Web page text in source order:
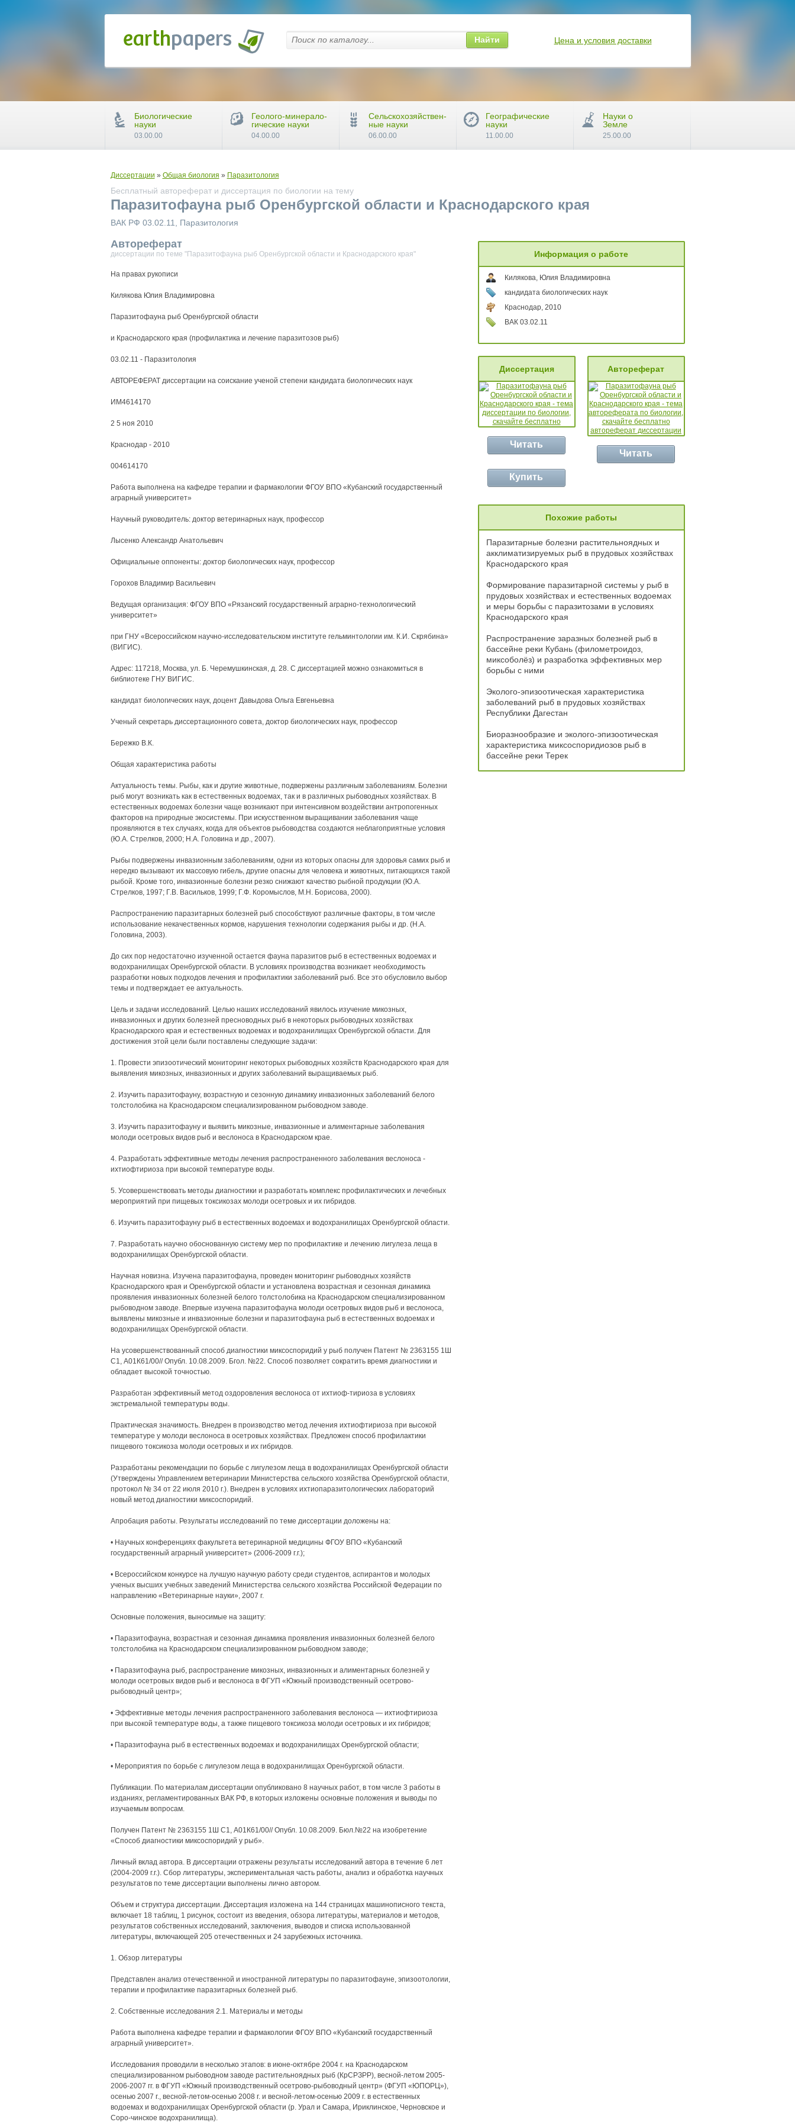
Диссертации » Общая биология » Паразитология
Бесплатный автореферат и диссертация по биологии на тему
Паразитофауна рыб Оренбургской области и Краснодарского края
ВАК РФ 03.02.11, Паразитология
Автореферат
диссертации по теме "Паразитофауна рыб Оренбургской области и Краснодарского края"
На правах рукописи
Килякова Юлия Владимировна
Паразитофауна рыб Оренбургской области
и Краснодарского края (профилактика и лечение паразитозов рыб)
03.02.11 - Паразитология
АВТОРЕФЕРАТ диссертации на соискание ученой степени кандидата биологических наук
ИМ4614170
2 5 ноя 2010
Краснодар - 2010
004614170
Работа выполнена на кафедре терапии и фармакологии ФГОУ ВПО «Кубанский государственный
аграрный университет»
Научный руководитель: доктор ветеринарных наук, профессор
Лысенко Александр Анатольевич
Официальные оппоненты: доктор биологических наук, профессор
Горохов Владимир Васильевич
Ведущая организация: ФГОУ ВПО «Рязанский государственный аграрно-технологический
университет»
при ГНУ «Всероссийском научно-исследовательском институте гельминтологии им. К.И. Скрябина»
(ВИГИС).
Адрес: 117218, Москва, ул. Б. Черемушкинская, д. 28. С диссертацией можно ознакомиться в
библиотеке ГНУ ВИГИС.
кандидат биологических наук, доцент Давыдова Ольга Евгеньевна
Ученый секретарь диссертационного совета, доктор биологических наук, профессор
Бережко В.К.
Общая характеристика работы
Актуальность темы. Рыбы, как и другие животные, подвержены различным заболеваниям. Болезни
рыб могут возникать как в естественных водоемах, так и в различных рыбоводных хозяйствах. В
естественных водоемах болезни чаще возникают при интенсивном воздействии антропогенных
факторов на природные экосистемы. При искусственном выращивании заболевания чаще
проявляются в тех случаях, когда для объектов рыбоводства создаются неблагоприятные условия
(Ю.А. Стрелков, 2000; H.A. Головина и др., 2007).
Рыбы подвержены инвазионным заболеваниям, одни из которых опасны для здоровья самих рыб и
нередко вызывают их массовую гибель, другие опасны для человека и животных, питающихся такой
рыбой. Кроме того, инвазионные болезни резко снижают качество рыбной продукции (Ю.А.
Стрелков, 1997; Г.В. Васильков, 1999; Г.Ф. Коромыслов, М.Н. Борисова, 2000).
Распространению паразитарных болезней рыб способствуют различные факторы, в том числе
использование некачественных кормов, нарушения технологии содержания рыбы и др. (H.A.
Головина, 2003).
До сих пор недостаточно изученной остается фауна паразитов рыб в естественных водоемах и
водохранилищах Оренбургской области. В условиях производства возникает необходимость
разработки новых подходов лечения и профилактики заболеваний рыб. Все это обусловило выбор
темы и подтверждает ее актуальность.
Цель и задачи исследований. Целью наших исследований явилось изучение микозных,
инвазионных и других болезней пресноводных рыб в некоторых рыбоводных хозяйствах
Краснодарского края и естественных водоемах и водохранилищах Оренбургской области. Для
достижения этой цели были поставлены следующие задачи:
1. Провести эпизоотический мониторинг некоторых рыбоводных хозяйств Краснодарского края для
выявления микозных, инвазионных и других заболеваний выращиваемых рыб.
2. Изучить паразитофауну, возрастную и сезонную динамику инвазионных заболеваний белого
толстолобика на Краснодарском специализированном рыбоводном заводе.
3. Изучить паразитофауну и выявить микозные, инвазионные и алиментарные заболевания
молоди осетровых видов рыб и веслоноса в Краснодарском крае.
4. Разработать эффективные методы лечения распространенного заболевания веслоноса -
ихтиофтириоза при высокой температуре воды.
5. Усовершенствовать методы диагностики и разработать комплекс профилактических и лечебных
мероприятий при пищевых токсикозах молоди осетровых и их гибридов.
6. Изучить паразитофауну рыб в естественных водоемах и водохранилищах Оренбургской области.
7. Разработать научно обоснованную систему мер по профилактике и лечению лигулеза леща в
водохранилищах Оренбургской области.
Научная новизна. Изучена паразитофауна, проведен мониторинг рыбоводных хозяйств
Краснодарского края и Оренбургской области и установлена возрастная и сезонная динамика
проявления инвазионных болезней белого толстолобика на Краснодарском специализированном
рыбоводном заводе. Впервые изучена паразитофауна молоди осетровых видов рыб и веслоноса,
выявлены микозные и инвазионные болезни и паразитофауна рыб в естественных водоемах и
водохранилищах Оренбургской области.
На усовершенствованный способ диагностики миксоспоридий у рыб получен Патент № 2363155 1Ш
С1, А01К61/00// Опубл. 10.08.2009. Бгол. №22. Способ позволяет сократить время диагностики и
обладает высокой точностью.
Разработан эффективный метод оздоровления веслоноса от ихтиоф-тириоза в условиях
экстремальной температуры воды.
Практическая значимость. Внедрен в производство метод лечения ихтиофтириоза при высокой
температуре у молоди веслоноса в осетровых хозяйствах. Предложен способ профилактики
пищевого токсикоза молоди осетровых и их гибридов.
Разработаны рекомендации по борьбе с лигулезом леща в водохранилищах Оренбургской области
(Утверждены Управлением ветеринарии Министерства сельского хозяйства Оренбургской области,
протокол № 34 от 22 июля 2010 г.). Внедрен в условиях ихтиопаразитологических лабораторий
новый метод диагностики миксоспоридий.
Апробация работы. Результаты исследований по теме диссертации доложены на:
• Научных конференциях факультета ветеринарной медицины ФГОУ ВПО «Кубанский
государственный аграрный университет» (2006-2009 г.г.);
• Всероссийском конкурсе на лучшую научную работу среди студентов, аспирантов и молодых
ученых высших учебных заведений Министерства сельского хозяйства Российской Федерации по
направлению «Ветеринарные науки», 2007 г.
Основные положения, выносимые на защиту:
• Паразитофауна, возрастная и сезонная динамика проявления инвазионных болезней белого
толстолобика на Краснодарском специализированном рыбоводном заводе;
• Паразитофауна рыб, распространение микозных, инвазионных и алиментарных болезней у
молоди осетровых видов рыб и веслоноса в ФГУП «Южный производственный осетрово-
рыбоводный центр»;
• Эффективные методы лечения распространенного заболевания веслоноса — ихтиофтириоза
при высокой температуре воды, а также пищевого токсикоза молоди осетровых и их гибридов;
• Паразитофауна рыб в естественных водоемах и водохранилищах Оренбургской области;
• Мероприятия по борьбе с лигулезом леща в водохранилищах Оренбургской области.
Публикации. По материалам диссертации опубликовано 8 научных работ, в том числе 3 работы в
изданиях, регламентированных ВАК РФ, в которых изложены основные положения и выводы по
изучаемым вопросам.
Получен Патент № 2363155 1Ш С1, А01К61/00// Опубл. 10.08.2009. Бюл.№22 на изобретение
«Способ диагностики миксоспоридий у рыб».
Личный вклад автора. В диссертации отражены результаты исследований автора в течение 6 лет
(2004-2009 г.г.). Сбор литературы, экспериментальная часть работы, анализ и обработка научных
результатов по теме диссертации выполнены лично автором.
Объем и структура диссертации. Диссертация изложена на 144 страницах машинописного текста,
включает 18 таблиц, 1 рисунок, состоит из введения, обзора литературы, материалов и методов,
результатов собственных исследований, заключения, выводов и списка использованной
литературы, включающей 205 отечественных и 24 зарубежных источника.
1. Обзор литературы
Представлен анализ отечественной и иностранной литературы по паразитофауне, эпизоотологии,
терапии и профилактике паразитарных болезней рыб.
2. Собственные исследования 2.1. Материалы и методы
Работа выполнена кафедре терапии и фармакологии ФГОУ ВПО «Кубанский государственный
аграрный университет».
Исследования проводили в несколько этапов: в июне-октябре 2004 г. на Краснодарском
специализированном рыбоводном заводе растительноядных рыб (КрСРЗРР), весной-летом 2005-
2006-2007 гг. в ФГУП «Южный производственный осетрово-рыбоводный центр» (ФГУП «ЮПОРЦ»),
осенью 2007 г., весной-летом-осенью 2008 г. и весной-летом-осенью 2009 г. в естественных
водоемах и водохранилищах Оренбургской области (р. Урал и Самара, Ириклинское, Черновское и
Соро-чинское водохранилища).
Информация о работе
Килякова, Юлия Владимировна
кандидата биологических наук
Краснодар, 2010
ВАК 03.02.11
Диссертация
Читать
Автореферат
Читать
Купить
Похожие работы
Паразитарные болезни растительноядных и
акклиматизируемых рыб в прудовых хозяйствах
Краснодарского края
Формирование паразитарной системы у рыб в
прудовых хозяйствах и естественных водоемах
и меры борьбы с паразитозами в условиях
Краснодарского края
Распространение заразных болезней рыб в
бассейне реки Кубань (филометроидоз,
миксоболёз) и разработка эффективных мер
борьбы с ними
Эколого-эпизоотическая характеристика
заболеваний рыб в прудовых хозяйствах
Республики Дагестан
Биоразнообразие и эколого-эпизоотическая
характеристика миксоспоридиозов рыб в
бассейне реки Терек
Найти Цена и условия доставки
Биологические
науки
03.00.00
Геолого-минерало-
гические науки
04.00.00
Сельскохозяйствен-
ные науки
06.00.00
Географические
науки
11.00.00
Науки о
Земле
25.00.00